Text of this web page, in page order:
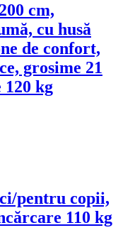
cm,
cu husă
de confort,
grosime 21
120 kg
pentru copii,
110 kg